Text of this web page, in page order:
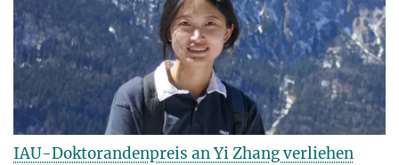
IAU-Doktorandenpreis an Yi Zhang verliehen